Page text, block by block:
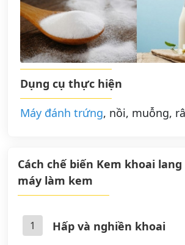
Dụng cụ thực hiện
Máy đánh trứng, nồi, muỗng,
Cách chế biến Kem khoai
máy làm kem
1
Hấp và nghiền khoai